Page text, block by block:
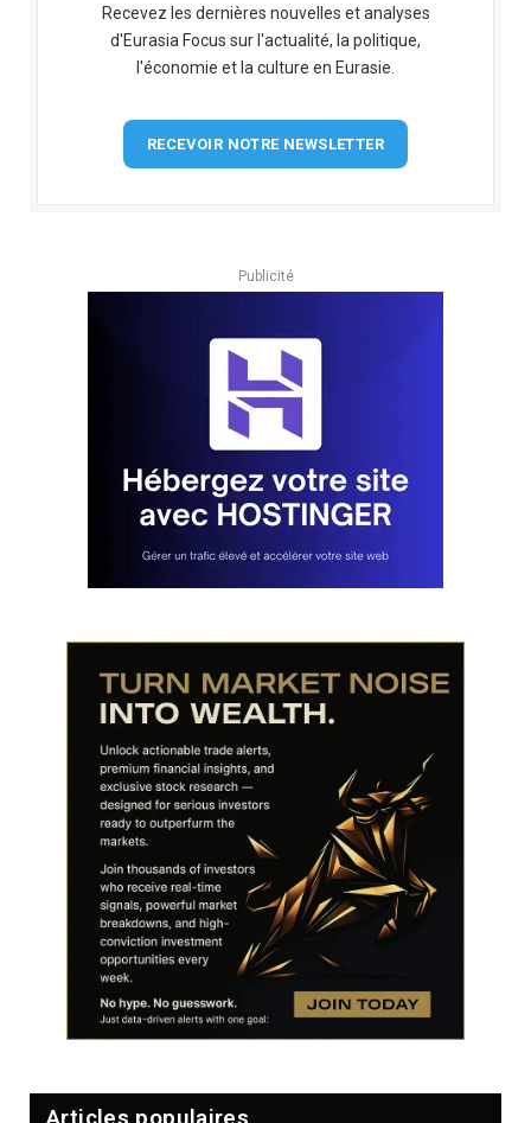
Recevez les dernières nouvelles et analyses
d'Eurasia Focus sur l'actualité, la politique,
l'économie et la culture en Eurasie.
RECEVOIR NOTRE NEWSLETTER
Publicité